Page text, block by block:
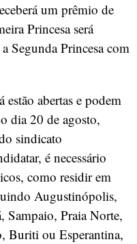
um prêmio de
Princesa será
Segunda Princesa com
abertas e podem
dia 20 de agosto,
sindicato
é necessário
como residir em
Augustinópolis,
Praia Norte,
Buriti ou Esperantina,